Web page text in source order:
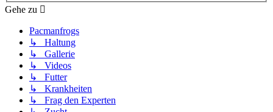
Gehe zu
Pacmanfrogs
↳ Haltung
↳ Gallerie
↳ Videos
↳ Futter
↳ Krankheiten
↳ Frag den Experten